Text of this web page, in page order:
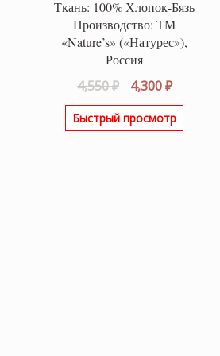
Ткань: 100% Хлопок-Бязь
Производство: ТМ
«Nature’s» («Натурес»),
Россия
4,550₽
Первоначальная
цена
составляла
4,300₽Текущая
цена:
4,300 ₽.
Быстрый просмотр